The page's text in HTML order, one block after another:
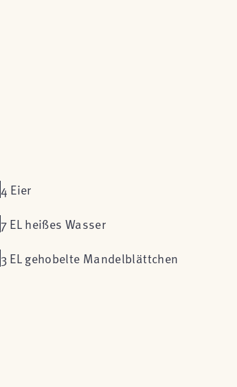
4 Eier
7 EL heißes Wasser
3 EL gehobelte Mandelblättchen